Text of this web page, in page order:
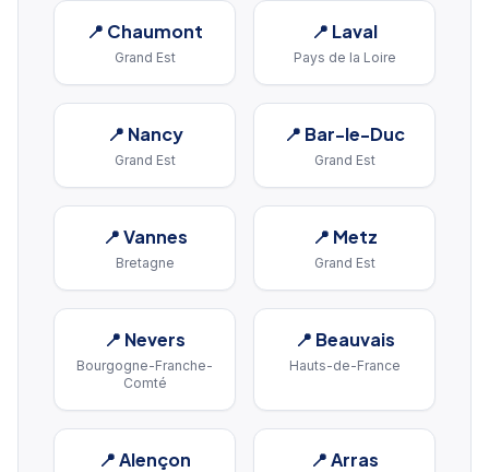
📍 Chaumont
Grand Est
📍 Laval
Pays de la Loire
📍 Nancy
Grand Est
📍 Bar-le-Duc
Grand Est
📍Vannes
Bretagne
📍 Metz
Grand Est
📍 Nevers
Bourgogne-Franche-
Comté
📍 Beauvais
Hauts-de-France
📍Alençon 📍Arras